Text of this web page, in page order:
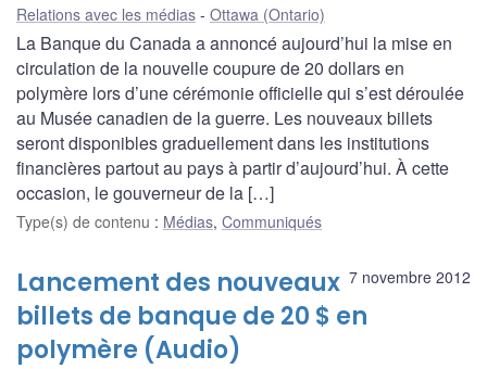
Relations avec les médias Ottawa (Ontario)
La Banque du Canada a annoncé aujourd’hui la mise en
circulation de la nouvelle coupure de 20 dollars en
polymère lors d’une cérémonie officielle qui s’est déroulée
au Musée canadien de la guerre. Les nouveaux billets
seront disponibles graduellement dans les institutions
financières partout au pays à partir d’aujourd’hui. À cette
occasion, le gouverneur de la […]
Type(s) de contenu : Médias, Communiqués
7 novembre 2012
Lancement des nouveaux
billets de banque de 20 $ en
polymère (Audio)